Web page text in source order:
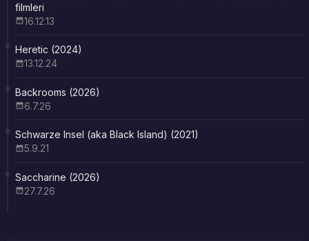
filmleri
16.12.13
Heretic (2024)
13.12.24
Backrooms (2026)
6.7.26
Schwarze Insel (aka Black Island) (2021)
5.9.21
Saccharine (2026)
27.7.26